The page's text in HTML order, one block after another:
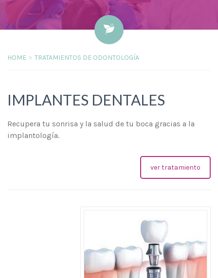
HOME TRATAMIENTOS DE ODONTOLOGÍA
IMPLANTES DENTALES
Recupera tu sonrisa y la salud de tu boca gracias a la
implantología.
ver tratamiento